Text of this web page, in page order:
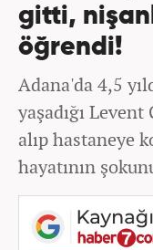
gitti,
öğrendi!
Adana'da 4,5
yaşadığı
alıp hastaneye
hayatının